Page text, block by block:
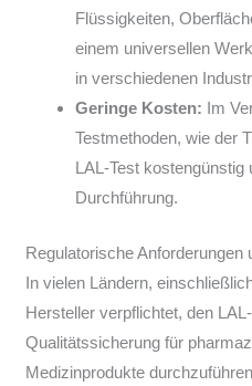
Flüssigkeiten,
einem universellen
in verschiedenen
Geringe Kosten: Im
Testmethoden, wie der
LAL-Test kostengünstig
Durchführung.
Regulatorische Anforderungen
In vielen Ländern,
Hersteller verpflichtet, den
Qualitätssicherung für
Medizinprodukte